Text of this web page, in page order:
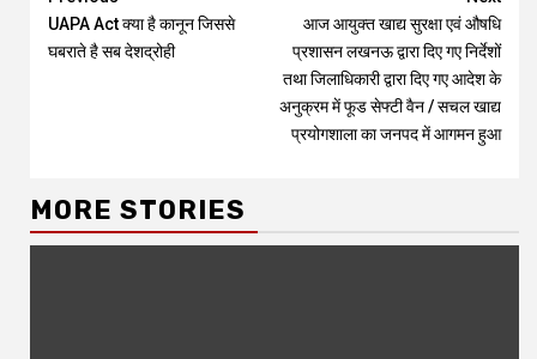
Reading
UAPA Act क्या है कानून जिससे
घबराते है सब देशद्रोही
आज आयुक्त खाद्य सुरक्षा एवं औषधि
प्रशासन लखनऊ द्वारा दिए गए निर्देशों
तथा जिलाधिकारी द्वारा दिए गए आदेश के
अनुक्रम में फूड सेफ्टी वैन / सचल खाद्य
प्रयोगशाला का जनपद में आगमन हुआ
MORE STORIES